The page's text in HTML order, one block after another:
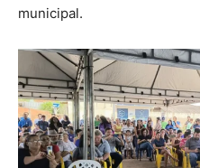
municipal.